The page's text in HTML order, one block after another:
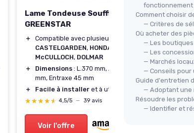
Lame Tondeuse Soufflante
GREENSTAR
＋
Compatible avec plusieurs marques :
CASTELGARDEN, HONDA
McCULLOCH, DOLMAR
＋
Dimensions : L.370 mm, Alésage 18,3
mm, Entraxe 45 mm
＋
Facile à installer et à utiliser
★★★★★
★★★★★ 4,5/5 — 39 avis
Voir l'offre
＋
＋
＋
fonctionnement
Comment choisir
— Critères de
Où acheter des
— Les
— Les
— Marchés
— Conseils pour
Guide d'entretien
— Adoptant une
Résoudre les
— Identifier et